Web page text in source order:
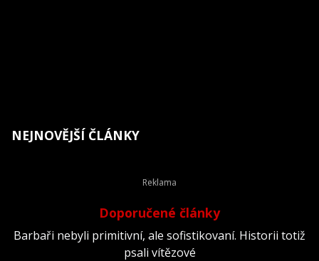
NEJNOVĚJŠÍ ČLÁNKY
Doporučené články
Barbaři nebyli primitivní, ale sofistikovaní. Historii totiž
psali vítězové